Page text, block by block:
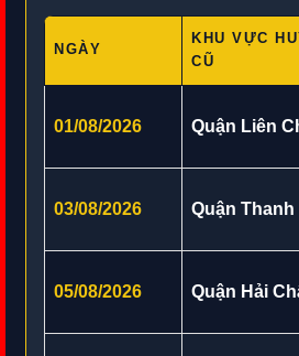
NGÀY
KHU VỰC
CŨ
01/08/2026 Quận Liên
03/08/2026 Quận Thanh
05/08/2026 Quận Hải